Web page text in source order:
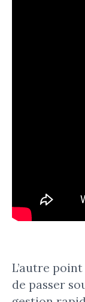
L’autre
de passer